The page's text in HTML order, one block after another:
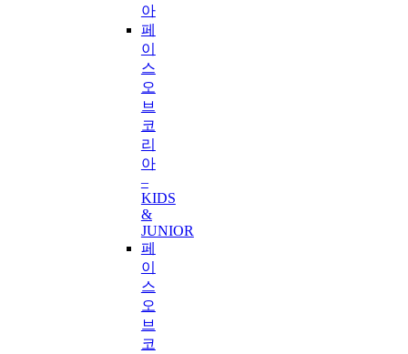
아
페
이
스
오
브
코
리
아
–
KIDS
&
JUNIOR
페
이
스
오
브
코